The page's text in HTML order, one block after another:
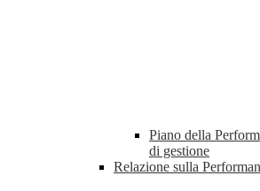
Piano della
di gestione
Relazione sulla